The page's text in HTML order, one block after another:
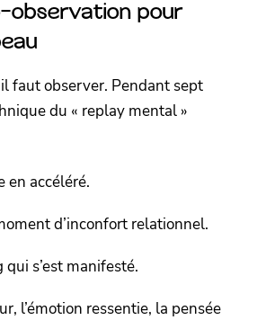
observation pour
faut observer. Pendant sept
du « replay mental »
en accéléré.
d’inconfort relationnel.
s’est manifesté.
l’émotion ressentie, la pensée